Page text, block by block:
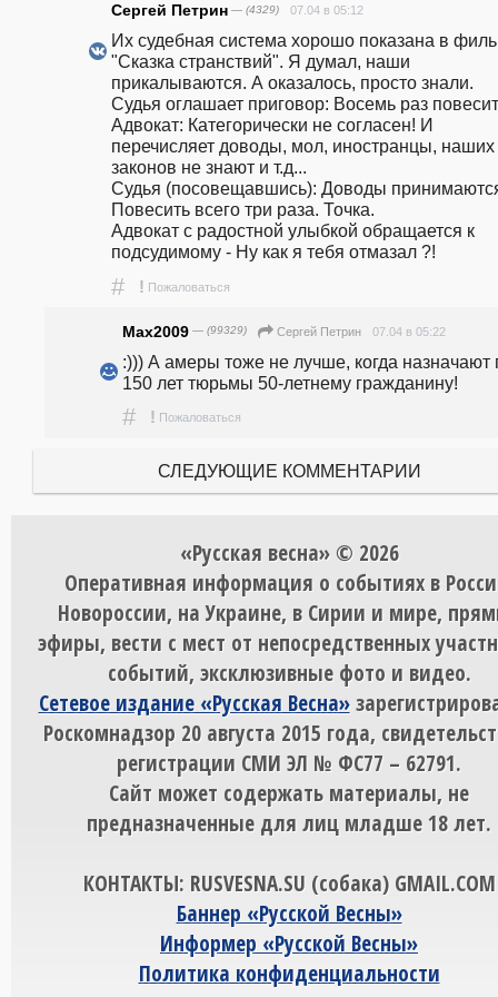
Сергей Петрин — (4329) 07.04 в 05:12
Их судебная система хорошо показана в
"Сказка странствий". Я думал, наши
прикалываются. А оказалось, просто знали.
Судья оглашает приговор: Восемь раз
Адвокат: Категорически не согласен! И
перечисляет доводы, мол, иностранцы, наших
законов не знают и т.д...
Судья (посовещавшись): Доводы
Повесить всего три раза. Точка.
Адвокат с радостной улыбкой обращается к
подсудимому - Ну как я тебя отмазал ?!
# ! Пожаловаться
Max2009 — (99329) Сергей Петрин 07.04 в 05:22
:))) А амеры тоже не лучше, когда назначают
150 лет тюрьмы 50-летнему гражданину!
# ! Пожаловаться
СЛЕДУЮЩИЕ КОММЕНТАРИИ
«Русская весна» © 2026
Оперативная информация о событиях в
Новороссии, на Украине, в Сирии и мире,
эфиры, вести с мест от непосредственных
событий, эксклюзивные фото и видео.
Сетевое издание «Русская Весна»
Роскомнадзор 20 августа 2015 года,
регистрации СМИ ЭЛ № ФС77 – 62791.
Сайт может содержать материалы, не
предназначенные для лиц младше 18 лет.
КОНТАКТЫ: RUSVESNA.SU (собака) GMAIL.COM
Баннер «Русской Весны»
Информер «Русской Весны»
Политика конфиденциальности